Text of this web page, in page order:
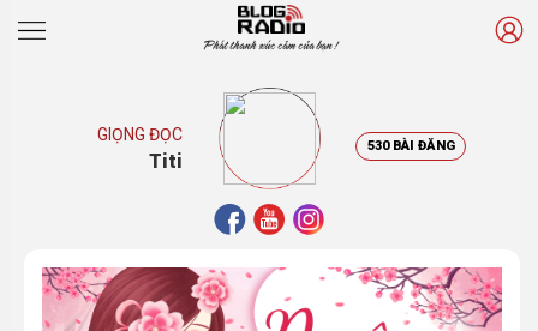
Phát thanh xúc cảm của bạn !
GIỌNG ĐỌC
Titi
530 BÀI ĐĂNG